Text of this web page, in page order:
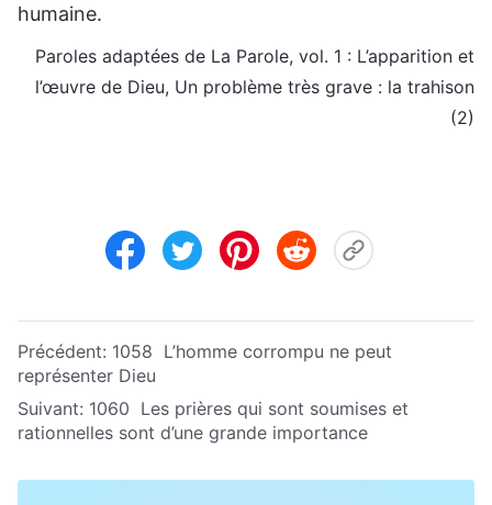
humaine.
Paroles adaptées de La Parole, vol. 1 : L’apparition et
l’œuvre de Dieu, Un problème très grave : la trahison
(2)
Précédent: 1058 L’homme corrompu ne peut
représenter Dieu
Suivant: 1060 Les prières qui sont soumises et
rationnelles sont d’une grande importance